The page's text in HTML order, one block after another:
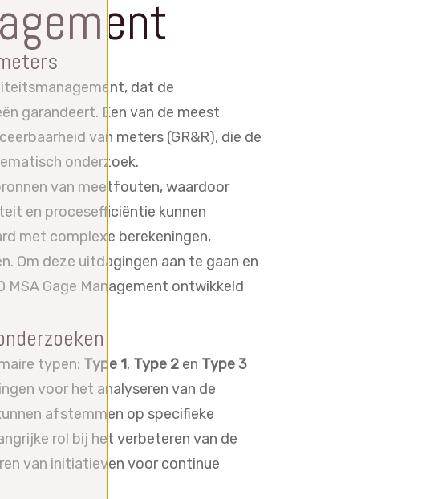
dat de
garandeert. Een van de meest
van meters (GR&R), die de
onderzoek.
van meetfouten, waardoor
en procesefficiëntie kunnen
met complexe berekeningen,
Om deze uitdagingen aan te gaan en
Gage Management ontwikkeld
typen: Type 1, Type 2 en Type 3
voor het analyseren van de
afstemmen op specifieke
rol bij het verbeteren van de
van initiatieven voor continue